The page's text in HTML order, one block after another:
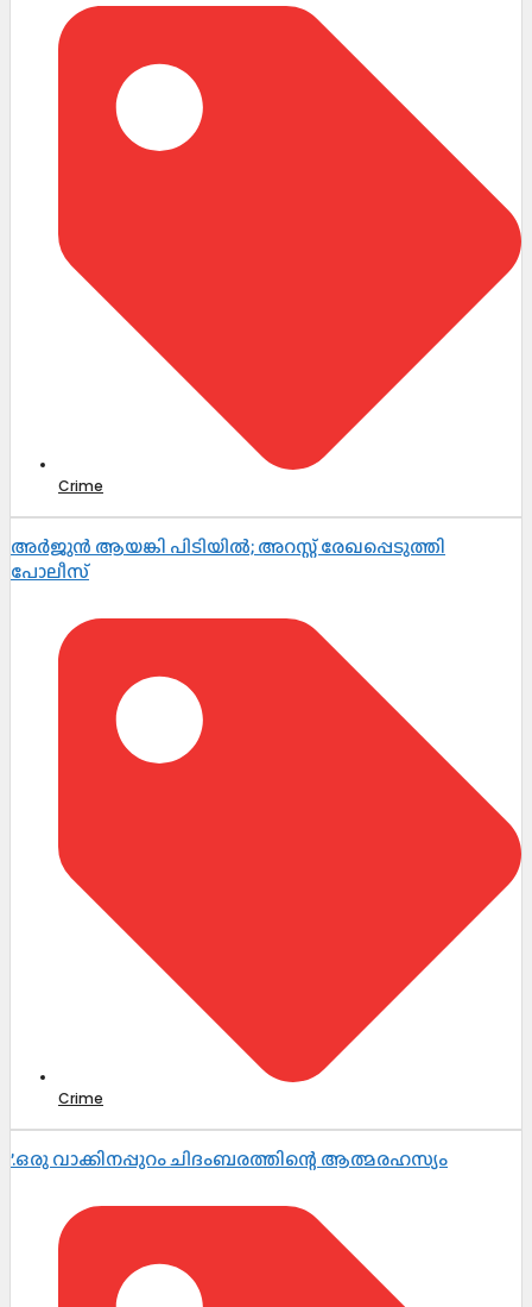
Crime
അർജുൻ ആയങ്കി പിടിയിൽ; അറസ്റ്റ് രേഖപ്പെടുത്തി
പോലീസ്
Crime
’.ഒരു വാക്കിനപ്പുറം ചിദംബരത്തിന്റെ ആത്മരഹസ്യം